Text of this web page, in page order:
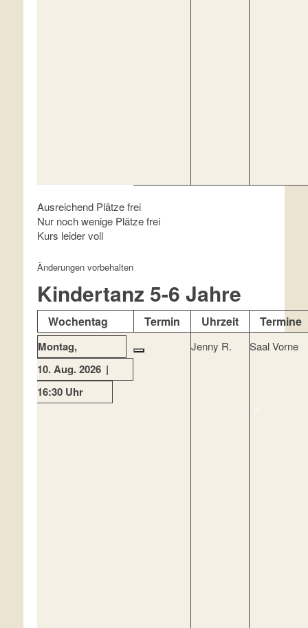
Ausreichend Plätze frei
Nur noch wenige Plätze frei
Kurs leider voll
Änderungen vorbehalten
Kindertanz 5-6 Jahre
Wochentag Termin Uhrzeit Termine
Montag
10. Aug. 2026
16:30 Uhr
Jenny R. Saal Vorne
×